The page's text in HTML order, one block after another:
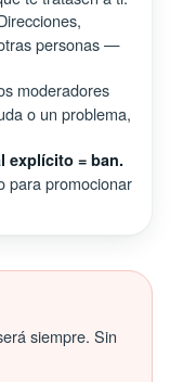
personas —
moderadores
o un problema,
explícito = ban.
para promocionar
siempre. Sin